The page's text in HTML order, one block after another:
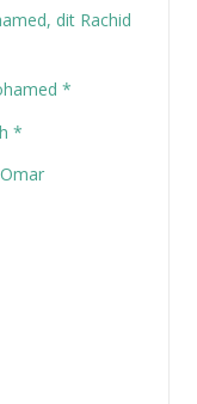
dit Rachid
*
*